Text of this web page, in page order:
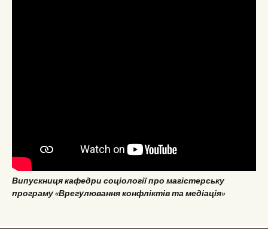
Випускниця кафедри соціології про магістерську
програму «Врегулювання конфліктів та медіація»